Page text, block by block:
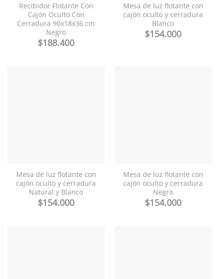
Recibidor Flotante Con
Cajón Oculto Con
Cerradura 90x18x36 cm
Negro
$188.400
Mesa de luz flotante con
cajón oculto y cerradura
Blanco
$154.000
Mesa de luz flotante con
cajón oculto y cerradura
Natural y Blanco
$154.000
Mesa de luz flotante con
cajón oculto y cerradura
Negro
$154.000